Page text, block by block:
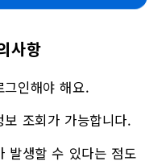
사항
인해야 해요.
조회가 가능합니다.
발생할 수 있다는 점도